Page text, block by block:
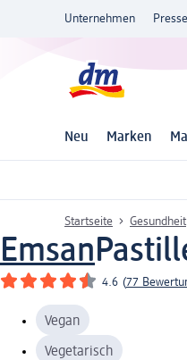
Unternehmen Presse
Neu Marken
Startseite Gesundheit
Emsan
4.6 (77
Vegan
Vegetarisch